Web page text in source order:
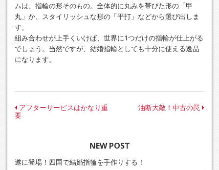
ムは、指輪の形そのもの。全体的に丸みを帯びた形の「甲
丸」か、スタイリッシュな形の「平打」などから選び出しま
す。
組み合わせが上手くいけば、世界に1つだけの指輪が仕上がる
でしょう。当然ですが、結婚指輪としても十分に使える逸品
になります。
投
稿
ゲ
アフターサービスはかなり重
要
油断大敵！中古の罠
NEW POST
遂に登場！四国で結婚指輪を手作りする！